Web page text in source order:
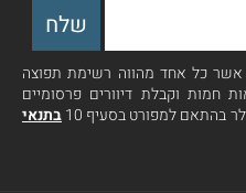
אשר כל אחד מהווה רשימת תפוצה
חמות וקבלת דיוורים פרסומיים
בהתאם למפורט בסעיף 10
בתנאי